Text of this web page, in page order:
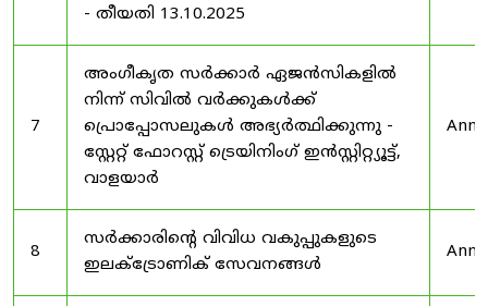
- തീയതി 13.10.2025
7
അംഗീകൃത സർക്കാർ ഏജൻസികളിൽ
നിന്ന് സിവിൽ വർക്കുകൾക്ക്
പ്രൊപ്പോസലുകൾ അഭ്യർത്ഥിക്കുന്നു -
സ്റ്റേറ്റ് ഫോറസ്റ്റ് ട്രെയിനിംഗ് ഇൻസ്റ്റിറ്റ്യൂട്ട്,
വാളയാർ
8
സർക്കാരിന്റെ വിവിധ വകുപ്പുകളുടെ
ഇലക്ട്രോണിക് സേവനങ്ങൾ